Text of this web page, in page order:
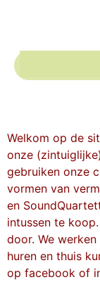
Welkom op de
onze
gebruiken onze
vormen van
en
intussen te
door. We
huren en thuis
op facebook of